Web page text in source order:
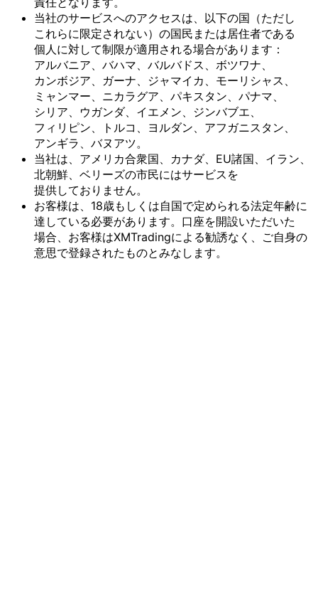
当社のサービスへのアクセスは、 以下の国 （ただし
これらに限定されない）の国民または居住者である
個人に対して制限が適用される場合があります：
アルバニア、 バハマ、 バルバドス、 ボツワナ、
カンボジア、 ガーナ、 ジャマイカ、 モーリシャス、
ミャンマー、 ニカラグア、 パキスタン、 パナマ、
シリア、 ウガンダ、 イエメン、 ジンバブエ、
フィリピン、
トルコ、 ヨルダン、 アフガニスタン、
アンギラ、 バヌアツ。
当社は、 アメリカ合衆国、 カナダ、 EU諸国、 イラン、
北朝鮮、 ベリーズの市民にはサービスを
提供しておりません。
お客様は、 18歳も しくは自国で定められる法定年齢に
達している必要があります。 口座を開設いただいた
場合、 お客様はXMTradingによる勧誘なく、 ご自身の
意思で登録された ものとみなします。